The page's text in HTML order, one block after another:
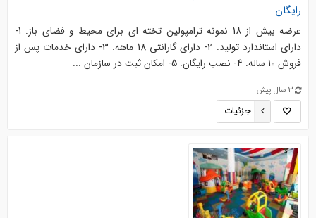
رایگان
عرضه بیش از 18 نمونه ترامپولین تخته ای برای محیط و فضای باز. 1-
دارای استاندارد تولید. 2- دارای گارانتی 18 ماهه. 3- دارای خدمات پس از
فروش 10 ساله. 4- نصب رایگان. 5- امکان ثبت در سازمان ...
3 سال پیش
جزئیات